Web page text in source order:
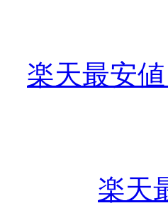
楽天最安
楽天